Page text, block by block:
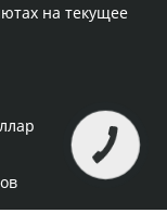
на текущее